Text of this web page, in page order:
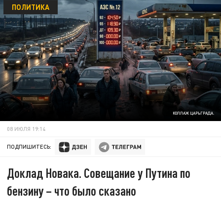
КОЛЛАЖ ЦАРЬГРАДА.
ПОЛИТИКА
08 ИЮЛЯ 19:14
ПОДПИШИТЕСЬ:
Доклад Новака. Совещание у Путина по
бензину – что было сказано